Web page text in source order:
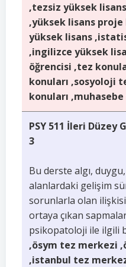
,tezsiz yüksek
,yüksek lisans
yüksek lisans
,ingilizce yüksek
öğrencisi ,tez
konuları ,sosyoloji
konuları
PSY 511 İleri Düzey
3
Bu derste algı,
alanlardaki gelişim
sorunlarla olan
ortaya çıkan
psikopatoloji ile ilgili
,ösym tez merkezi
,istanbul tez